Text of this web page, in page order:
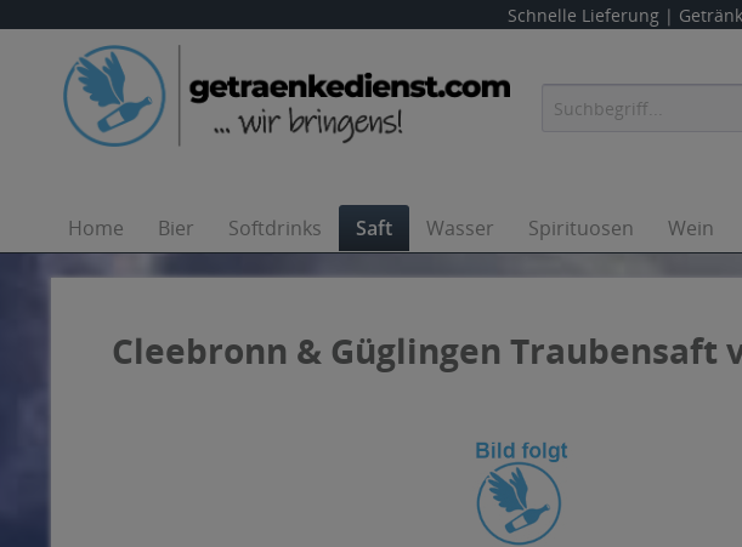
Schnelle Lieferung |
Home Bier Softdrinks Saft Wasser Spirituosen Wein
Cleebronn & Güglingen Traubensaft